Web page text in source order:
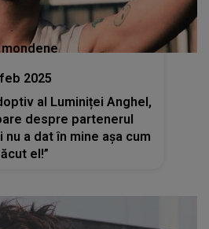
2025
al Luminiței Anghel,
despre partenerul
nu a dat în mine așa cum
el!”